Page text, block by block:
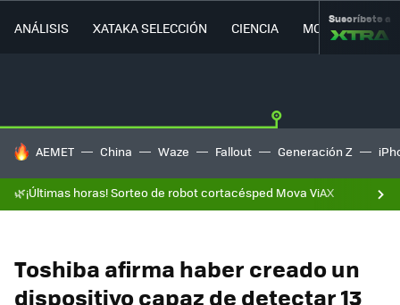
ANÁLISIS XATAKA SELECCIÓN CIENCIA MOVILIDAD
Suscríbete a
HOY SE HABLA DE
AEMET China Waze Fallout Generación Z
🌿¡Últimas horas! Sorteo de robot cortacésped Mova ViAX
Toshiba afirma haber creado un
dispositivo capaz de detectar 13